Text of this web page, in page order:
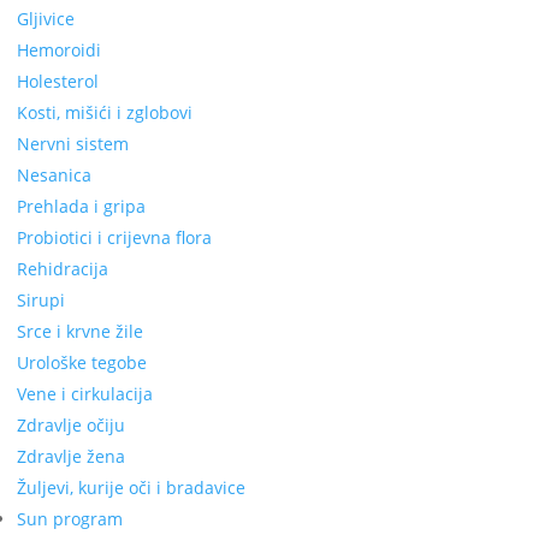
Gljivice
Hemoroidi
Holesterol
Kosti, mišići i zglobovi
Nervni sistem
Nesanica
Prehlada i gripa
Probiotici i crijevna flora
Rehidracija
Sirupi
Srce i krvne žile
Urološke tegobe
Vene i cirkulacija
Zdravlje očiju
Zdravlje žena
Žuljevi, kurije oči i bradavice
Sun program